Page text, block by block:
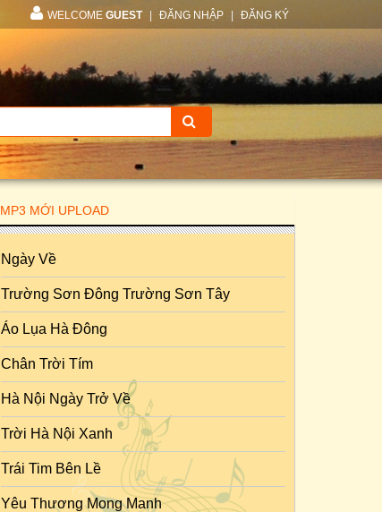
WELCOME GUEST ĐĂNG NHẬP ĐĂNG KÝ
MP3 MỚI UPLOAD
Ngày Về
Trường Sơn Đông Trường Sơn Tây
Áo Lụa Hà Đông
Chân Trời Tím
Hà Nội Ngày Trở Về
Trời Hà Nội Xanh
Trái Tim Bên Lề
Yêu Thương Mong Manh